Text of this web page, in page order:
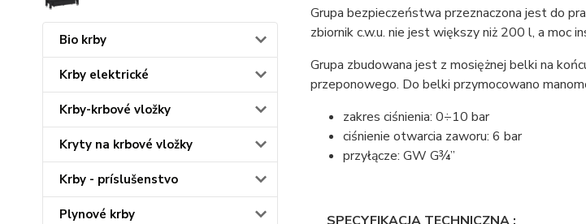
Bio krby
Krby elektrické
Krby-krbové vložky
Kryty na krbové vložky
Krby - príslušenstvo
Plynové krby
Grupa bezpieczeństwa przeznaczona jest do
zbiornik c.w.u. nie jest większy niż 200 l, a moc
Grupa zbudowana jest z mosiężnej belki na
przeponowego. Do belki przymocowano
zakres ciśnienia: 0÷10 bar
ciśnienie otwarcia zaworu: 6 bar
przyłącze: GW G¾”